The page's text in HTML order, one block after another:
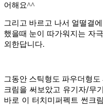
어해요^^
그리고 바르고 나서 얼떨결
했을때 눈이 따가워지는 자
외한답니다.
그동안 스틱형도 파우더형
크림을 써보았고 유기자/무
바로 이 터치미퍼펙트 썬크